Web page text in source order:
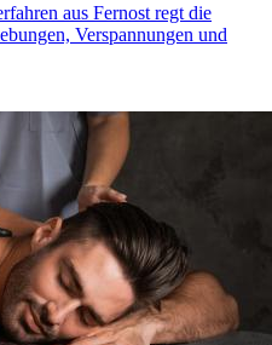
aus Fernost regt die
Verspannungen und